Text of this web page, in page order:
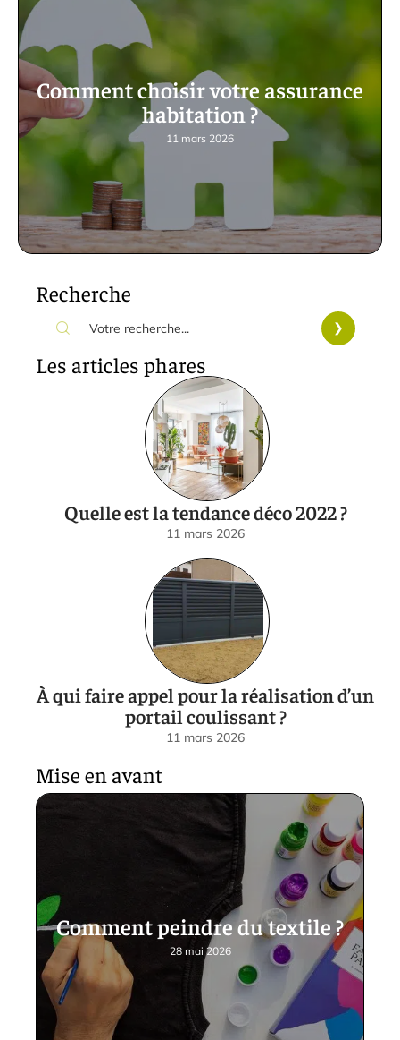
Comment choisir votre assurance
habitation ?
11 mars 2026
Recherche
Les articles phares
Quelle est la tendance déco 2022 ?
11 mars 2026
À qui faire appel pour la réalisation d’un
portail coulissant ?
11 mars 2026
Mise en avant
Comment peindre du textile ?
28 mai 2026